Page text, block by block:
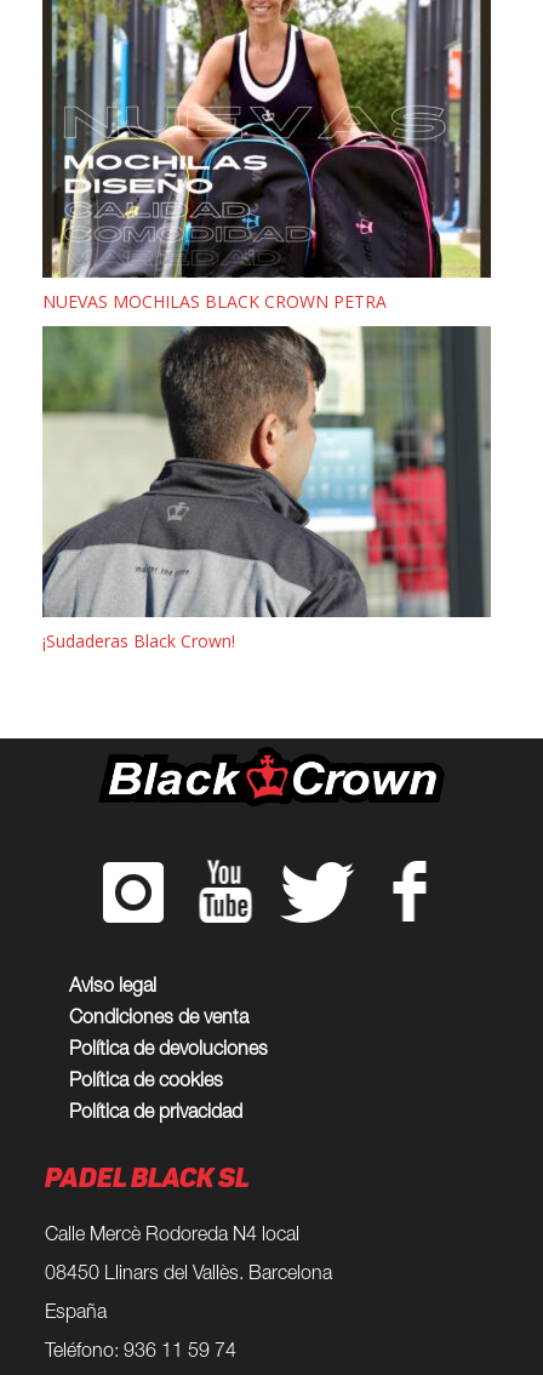
NUEVAS MOCHILAS BLACK CROWN PETRA
¡Sudaderas Black Crown!
Aviso legal
Condiciones de venta
Política de devoluciones
Política de cookies
Política de privacidad
PADEL BLACK SL
Calle Mercè Rodoreda N4 local
08450 Llinars del Vallès. Barcelona
España
Teléfono: 936 11 59 74